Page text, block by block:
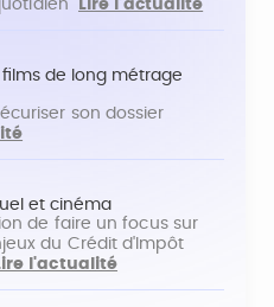
Lire l'actualité
films de long métrage
son dossier
et cinéma
de faire un focus sur
du Crédit d'Impôt
l'actualité